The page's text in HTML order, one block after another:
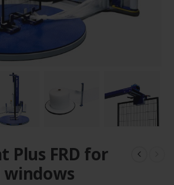
Plus FRD for
windows